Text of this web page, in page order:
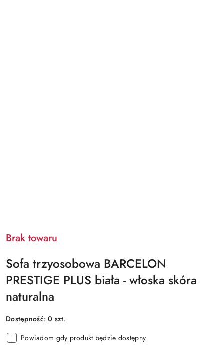
Brak towaru
Sofa trzyosobowa BARCELON
PRESTIGE PLUS biała - włoska skóra
naturalna
Dostępność:0 szt.
Powiadom gdy produkt będzie dostępny